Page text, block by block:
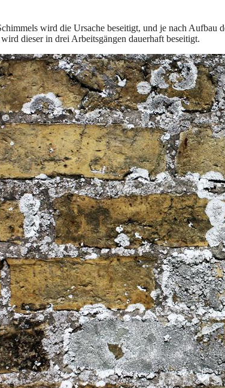
wird die Ursache beseitigt, und je nach
dieser in drei Arbeitsgängen dauerhaft beseitigt.